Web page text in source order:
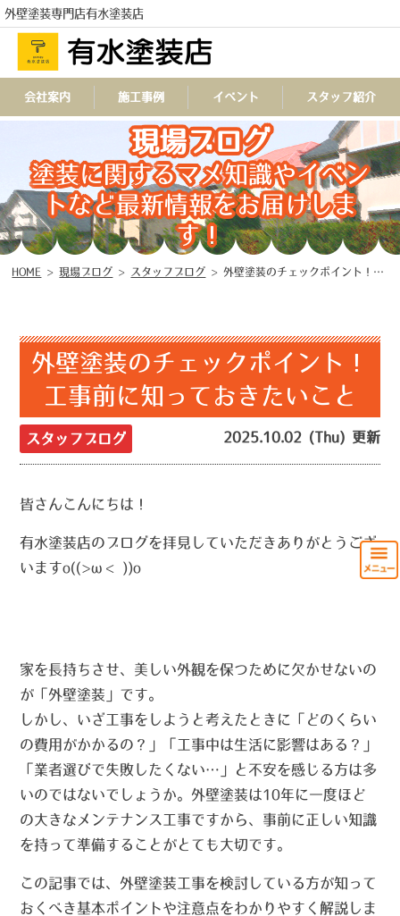
外壁塗装専門店有水塗装店
TEL
会社案内 施工事例 イベント スタッフ紹介
現場ブログ
塗装に関するマメ知識やイベン
トなど最新情報をお届けしま
す！
HOME >現場ブログ > スタッフブログ >外壁塗装のチェックポイント！工事前に知っておきたいこと
外壁塗装のチェックポイント！
工事前に知っておきたいこと
スタッフブログ 2025.10.02 (Thu) 更新
皆さんこんにちは！
有水塗装店のブログを拝見していただきありがとうござ
いますo((>ω< ))o
家を長持ちさせ、美しい外観を保つために欠かせないの
が「外壁塗装」です。
しかし、いざ工事をしようと考えたときに「どのくらい
の費用がかかるの？」「工事中は生活に影響はある？」
「業者選びで失敗したくない…」と不安を感じる方は多
いのではないでしょうか。外壁塗装は10年に一度ほど
の大きなメンテナンス工事ですから、事前に正しい知識
を持って準備することがとても大切です。
この記事では、外壁塗装工事を検討している方が知って
おくべき基本ポイントや注意点をわかりやすく解説しま